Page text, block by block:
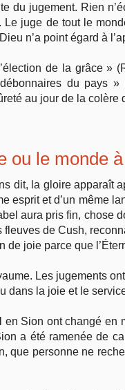
du jugement. Rien
Le juge de tout le
n’a point égard à
de la grâce »
du pays
au jour de la colère
ou le monde
dit, la gloire apparaît
esprit et d’un même
aura pris fin, chose
de Cush,
joie parce que
Les jugements
dans la joie et le
Sion ont changé en
a été ramenée de
que personne ne